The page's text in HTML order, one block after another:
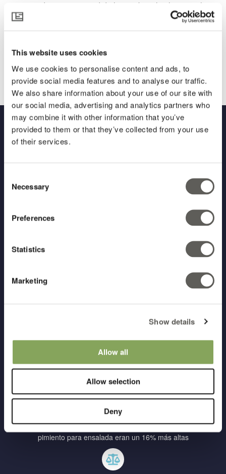
This website uses cookies
We use cookies to personalise content and ads, to
provide social media features and to analyse our traffic.
We also share information about your use of our site with
our social media, advertising and analytics partners who
may combine it with other information that you’ve
provided to them or that they’ve collected from your use
of their services.
Selection
Necessary
Preferences
Statistics
Marketing
Show details
Allow all
Allow selection
Deny
aproximadamente a mitad de la prueba, el cultivo con la
pantalla Harmony (arriba a la derecha) estaba mostrando
son más dulces y tienen la pared del fruto más gruesa – se
trata de un pimiento para ensalada, así que estas cosas
son importantes”, afirma Francisco (Paco) Usero.
Mantén al ladrón en la noche
lejos. Los primeros
En el invernadero con la pantalla Harmony, había un 42% más de
Había un 39% más de frutas por planta en el invernadero con la
pantalla Harmony
Plantas más altas
Con un tercio del período de prueba completado, las plantas de
pimiento para ensalada eran un 16% más altas